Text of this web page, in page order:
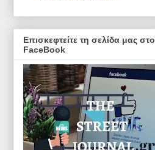
Επισκεφτείτε τη σελίδα μας στο
FaceBook